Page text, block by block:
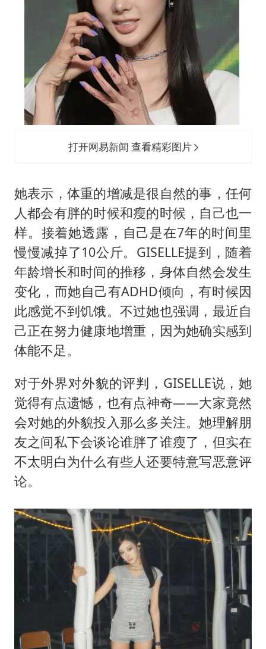
打开网易新闻 查看精彩图片
她表示，体重的增减是很自然的事，任何
人都会有胖的时候和瘦的时候，自己也一
样。接着她透露，自己是在7年的时间里
慢慢减掉了10公斤。GISELLE提到，随着
年龄增长和时间的推移，身体自然会发生
变化，而她自己有ADHD倾向，有时候因
此感觉不到饥饿。不过她也强调，最近自
己正在努力健康地增重，因为她确实感到
体能不足。
对于外界对外貌的评判，GISELLE说，她
觉得有点遗憾，也有点神奇——大家竟然
会对她的外貌投入那么多关注。她理解朋
友之间私下会谈论谁胖了谁瘦了，但实在
不太明白为什么有些人还要特意写恶意评
论。